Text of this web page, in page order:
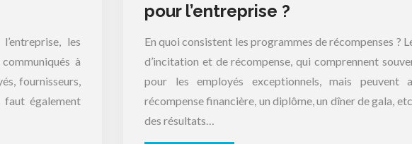
les
à
fournisseurs,
également
pour l’entreprise ?
En quoi consistent les programmes de récompenses ?
d’incitation et de récompense, qui comprennent
pour les employés exceptionnels, mais peuvent
récompense financière, un diplôme, un dîner de gala,
des résultats…